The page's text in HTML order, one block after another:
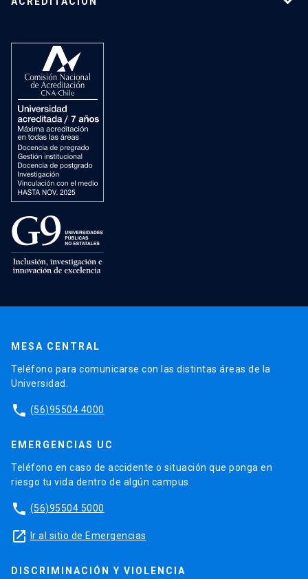
MESA CENTRAL
Teléfono para comunicarse con las distintas áreas de la
Universidad.
phone (56)95504 4000
EMERGENCIAS UC
Teléfono en caso de accidente o situación que ponga en
riesgo tu vida dentro de algún campus.
phone (56)95504 5000
launch Ir al sitio de Emergencias
DISCRIMINACIÓN Y VIOLENCIA